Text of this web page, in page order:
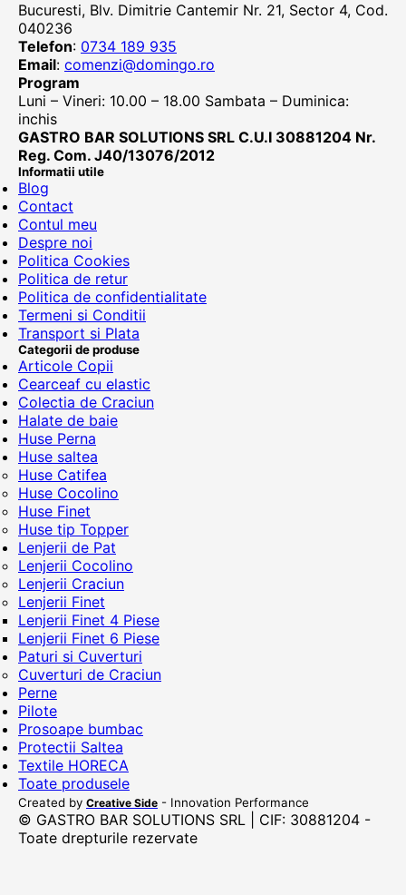
Bucuresti, Blv. Dimitrie Cantemir Nr. 21, Sector 4, Cod.
040236
Telefon: 0734 189 935
Email: comenzi@domingo.ro
Program
Luni – Vineri: 10.00 – 18.00 Sambata – Duminica:
inchis
GASTRO BAR SOLUTIONS SRL C.U.I 30881204 Nr.
Reg. Com. J40/13076/2012
Informatii utile
Blog
Contact
Contul meu
Despre noi
Politica Cookies
Politica de retur
Politica de confidentialitate
Termeni si Conditii
Transport si Plata
Categorii de produse
Articole Copii
Cearceaf cu elastic
Colectia de Craciun
Halate de baie
Huse Perna
Huse saltea
Huse Catifea
Huse Cocolino
Huse Finet
Huse tip Topper
Lenjerii de Pat
Lenjerii Cocolino
Lenjerii Craciun
Lenjerii Finet
Lenjerii Finet 4 Piese
Lenjerii Finet 6 Piese
Paturi si Cuverturi
Cuverturi de Craciun
Perne
Pilote
Prosoape bumbac
Protectii Saltea
Textile HORECA
Toate produsele
Created by Creative Side - Innovation Performance
© GASTRO BAR SOLUTIONS SRL | CIF: 30881204 -
Toate drepturile rezervate